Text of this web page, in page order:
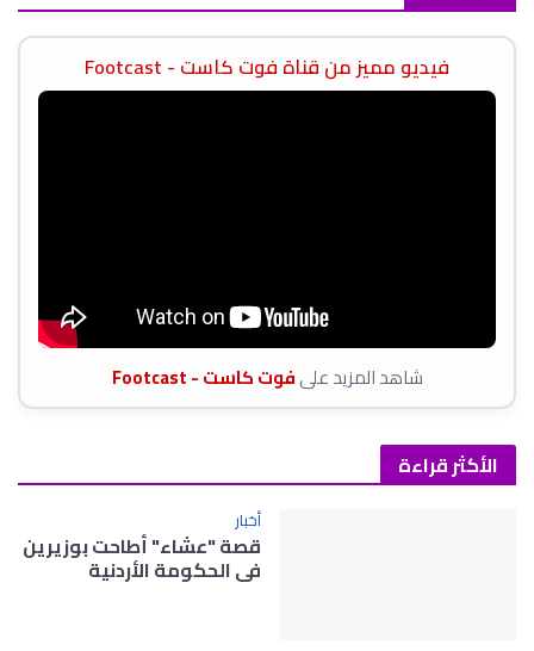
فيديو مميز من قناة فوت كاست - Footcast
شاهد المزيد علىفوت كاست - Footcast
الأكثر قراءة
أخبار
قصة "عشاء" أطاحت بوزيرين
في الحكومة الأردنية